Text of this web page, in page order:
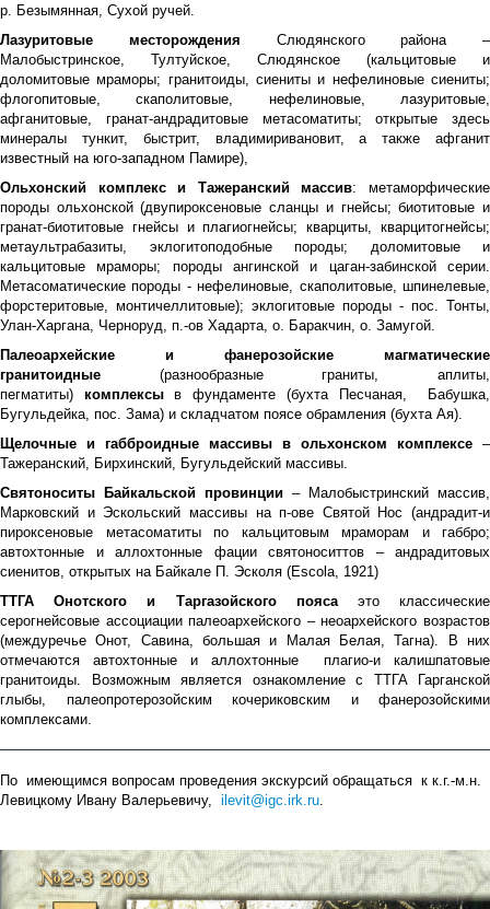
р. Безымянная, Сухой ручей.
Лазуритовые месторождения Слюдянского района –
Малобыстринское, Тултуйское, Слюдянское (кальцитовые и
доломитовые мраморы; гранитоиды, сиениты и нефелиновые сиениты;
флогопитовые, скаполитовые, нефелиновые, лазуритовые,
афганитовые, гранат-андрадитовые метасоматиты; открытые здесь
минералы тункит, быстрит, владимиривановит, а также афганит
известный на юго-западном Памире),
Ольхонский комплекс и Тажеранский массив: метаморфические
породы ольхонской (двупироксеновые сланцы и гнейсы; биотитовые и
гранат-биотитовые гнейсы и плагиогнейсы; кварциты, кварцитогнейсы;
метаультрабазиты, эклогитоподобные породы; доломитовые и
кальцитовые мраморы; породы ангинской и цаган-забинской серии.
Метасоматические породы - нефелиновые, скаполитовые, шпинелевые,
форстеритовые, монтичеллитовые); эклогитовые породы - пос. Тонты,
Улан-Харгана, Черноруд, п.-ов Хадарта, о. Баракчин, о. Замугой.
Палеоархейские и фанерозойские магматические
гранитоидные (разнообразные граниты, аплиты,
пегматиты) комплексыв фундаменте (бухта Песчаная, Бабушка,
Бугульдейка, пос. Зама) и складчатом поясе обрамления (бухта Ая).
Щелочные и габброидные массивы в ольхонском комплексе –
Тажеранский, Бирхинский, Бугульдейский массивы.
Святоноситы Байкальской провинции – Малобыстринский массив,
Марковский и Эскольский массивы на п-ове Святой Нос (андрадит-и
пироксеновые метасоматиты по кальцитовым мраморам и габбро;
автохтонные и аллохтонные фации святоноситтов – андрадитовых
сиенитов, открытых на Байкале П. Эсколя (Escola, 1921)
ТТГА Онотского и Таргазойского поясаэто классические
серогнейсовые ассоциации палеоархейского – неоархейского возрастов
(междуречье Онот, Савина, большая и Малая Белая, Тагна). В них
отмечаются автохтонные и аллохтонные плагио-и калишпатовые
гранитоиды. Возможным является ознакомление с ТТГА Гарганской
глыбы, палеопротерозойским кочериковским и фанерозойскими
комплексами.
По имеющимся вопросам проведения экскурсий обращаться к к.г.-м.н.
Левицкому Ивану Валерьевичу, ilevit@igc.irk.ru.